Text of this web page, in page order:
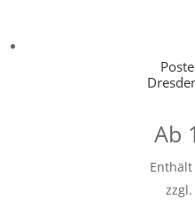
Ab
Enthält
zzgl.